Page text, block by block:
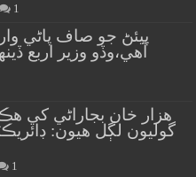
1
پيئڻ جو صاف پاڻي
آهي،وڏو وزير اربع
گوليون لڳل هيون:
1